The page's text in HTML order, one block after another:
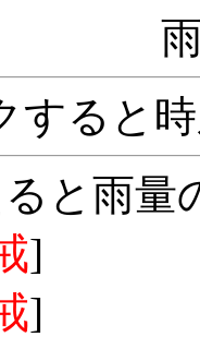
すると
と雨量
]
]